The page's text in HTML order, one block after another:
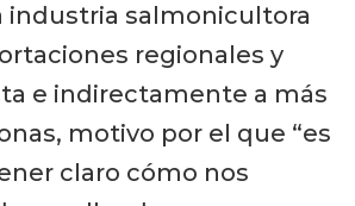
industria salmonicultora
regionales y
e indirectamente a más
motivo por el que “es
claro cómo nos